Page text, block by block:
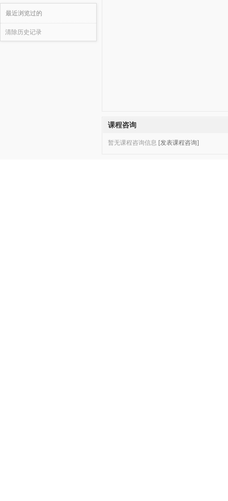
最近浏览过的
清除历史记录
课程咨询
暂无课程咨询信息 [发表课程咨询]